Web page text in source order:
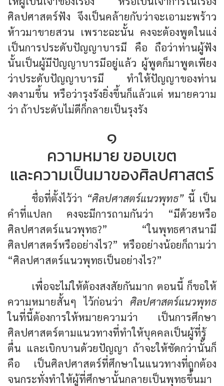
ศิลปศาสตร์ฟัง จึงเป็นคล้ายกับว่าจะเอามะพร้าว
ห้าวมาขายสวน เพราะฉะนั้น คงจะต้องพูดในแง่
เป็นการประดับปัญญาบารมี คือ ถือว่าท่านผู้ฟัง
นั้นเป็นผู้มีปัญญาบารมีอยู่แล้ว ผู้พูดก็มาพูดเพียง
ว่าประดับปัญญาบารมี ทำให้ปัญญาของท่าน
งดงามขึ้น หรือว่ารุงรังยิ่งขึ้นก็แล้วแต่ หมายความ
ว่า ถ้าประดับไม่ดีก็กลายเป็นรุงรัง
๑
ความหมาย ขอบเขต
และความเป็นมาของศิลปศาสตร์
ชื่อที่ตั้งไว้ว่า “ศิลปศาสตร์แนวพุทธ” นี้ เป็น
คำที่แปลก คงจะมีการถามกันว่า “มีด้วยหรือ
ศิลปศาสตร์แนวพุทธ?” “ในพุทธศาสนามี
ศิลปศาสตร์หรืออย่างไร?” หรืออย่างน้อยก็ถามว่า
“ศิลปศาสตร์แนวพุทธเป็นอย่างไร?”
เพื่อจะไม่ให้ต้องสงสัยกันมาก ตอนนี้ ก็ขอให้
ความหมายสั้นๆ ไว้ก่อนว่า ศิลปศาสตร์แนวพุทธ
ในที่นี้ต้องการให้หมายความว่า เป็นการศึกษา
ศิลปศาสตร์ตามแนวทางที่ทำให้บุคคลเป็นผู้ที่รู้
ตื่น และเบิกบานด้วยปัญญา ถ้าจะให้ชัดกว่านั้นก็
คือ เป็นศิลปศาสตร์ที่ศึกษาในแนวทางที่ถูกต้อง
จนกระทั่งทำให้ผู้ที่ศึกษานั้นกลายเป็นพุทธขึ้นมา